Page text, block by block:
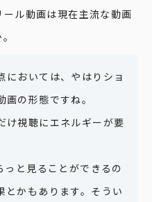
ュー
わせ
ル動画は現在主流な動画
においては、やはりショ
の形態ですね。
け視聴にエネルギーが要
と見ることができるの
とかもあります。そうい